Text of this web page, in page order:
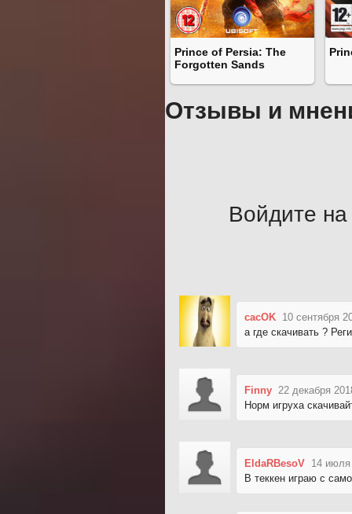
Prince of Persia: The
Forgotten Sands
Отзывы и
Войдите на
cacOK 10 сентября
а где скачивать ?
Finny 22 декабря
Норм игруха
EldaRBesoV 14 июля
В теккен играю с